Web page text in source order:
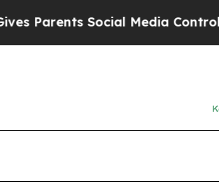
Social Media Controls for